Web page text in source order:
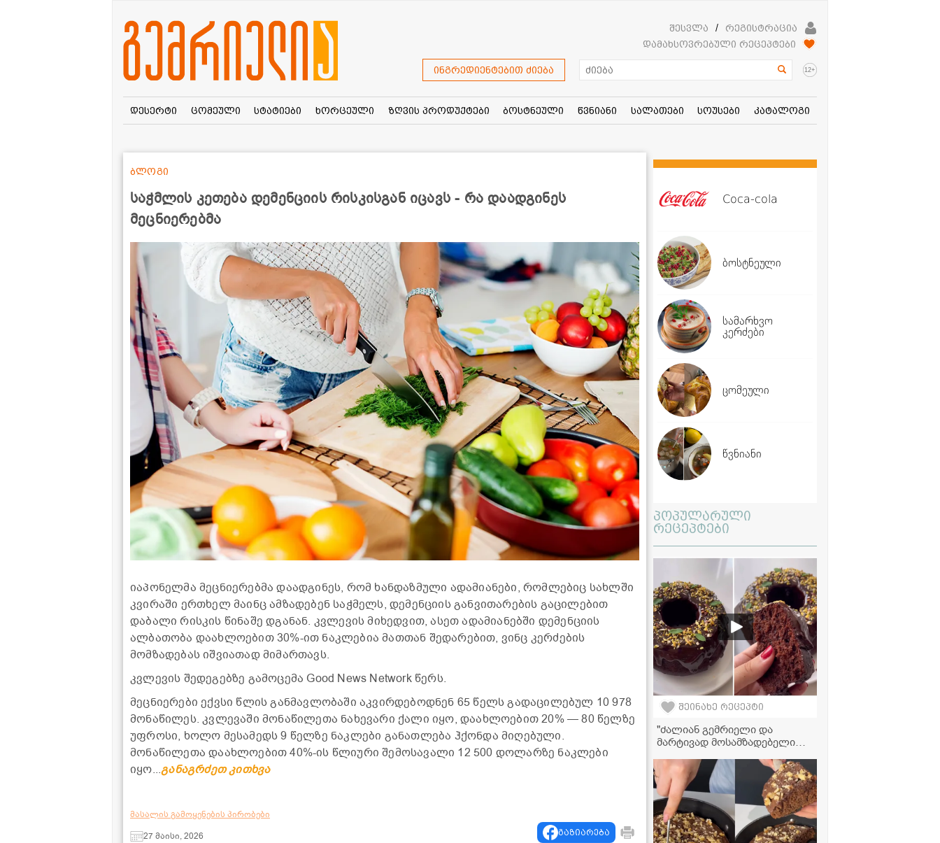
შესვლა /
რეგისტრაცია
დამახსოვრებული რეცეპტები
ინგრედიენტებით ძიება 12+
დესერტი ცომეული სტატიები ხორცეული ზღვის პროდუქტები ბოსტნეული წვნიანი სალათები სოუსები კატალოგი
საჭმლის კეთება დემენციის რისკისგან იცავს - რა დაადგინეს
მეცნიერებმა
ბლოგი
იაპონელმა მეცნიერებმა დაადგინეს, რომ ხანდაზმული ადამიანები, რომლებიც სახლში
კვირაში ერთხელ მაინც ამზადებენ საჭმელს, დემენციის განვითარების გაცილებით
დაბალი რისკის წინაშე დგანან. კვლევის მიხედვით, ასეთ ადამიანებში დემენციის
ალბათობა დაახლოებით 30%-ით ნაკლებია მათთან შედარებით, ვინც კერძების
მომზადებას იშვიათად მიმართავს.
კვლევის შედეგებზე გამოცემა Good News Network წერს.
მეცნიერები ექვსი წლის განმავლობაში აკვირდებოდნენ 65 წელს გადაცილებულ 10 978
მონაწილეს. კვლევაში მონაწილეთა ნახევარი ქალი იყო, დაახლოებით 20% — 80 წელზე
უფროსი, ხოლო მესამედს 9 წელზე ნაკლები განათლება ჰქონდა მიღებული.
მონაწილეთა დაახლოებით 40%-ის წლიური შემოსავალი 12 500 დოლარზე ნაკლები
იყო...განაგრძეთ კითხვა
მასალის გამოყენების პირობები
27 მაისი, 2026
გაზიარება
Coca-cola
ბოსტნეული
სამარხვო
კერძები
ცომეული
წვნიანი
პოპულარული
რეცეპტები
შეინახე რეცეპტი
"ძალიან გემრიელი და
მარტივად მოსამზადებელი
ინგრედიენტებიც,
დარწმუნებული ვარ,
აუცილებლად მოგეპოვებათ
სახლში" - მკითხველის
ვიდეორეცეპტი